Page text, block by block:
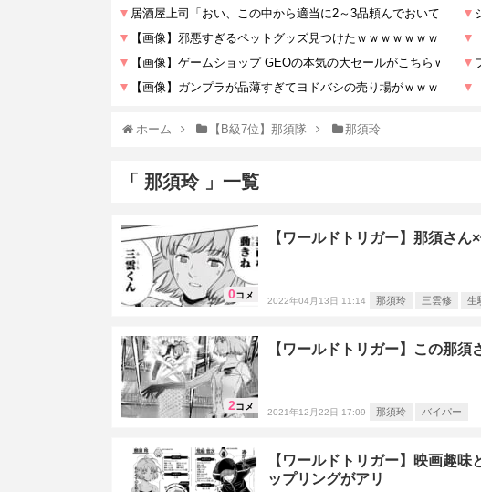
ホーム 【B級7位】那須隊 那須玲
「 那須玲 」一覧
0コメ
【ワールドトリガー】那須さ
2022年04月13日 11:14 那須玲 三雲修 生
2コメ
【ワールドトリガー】この那須
2021年12月22日 17:09 那須玲 バイパー
【ワールドトリガー】映画趣
ップリングがアリ